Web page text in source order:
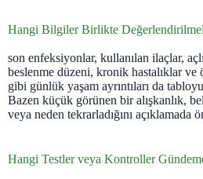
Hangi Bilgiler Birlikte
son enfeksiyonlar, kullanılan ilaçlar,
beslenme düzeni, kronik hastalıklar ve
gibi günlük yaşam ayrıntıları da
Bazen küçük görünen bir alışkanlık,
veya neden tekrarladığını açıklamada
Hangi Testler veya Kontroller